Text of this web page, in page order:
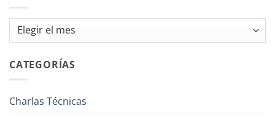
Archivos
CATEGORÍAS
Charlas Técnicas